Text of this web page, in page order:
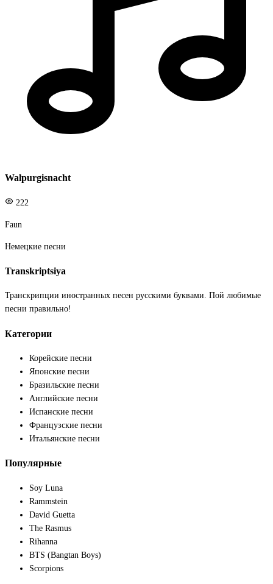
Walpurgisnacht
222
Faun
Немецкие песни
Transkriptsiya
Транскрипции иностранных песен русскими буквами. Пой любимые
песни правильно!
Категории
Корейские песни
Японские песни
Бразильские песни
Английские песни
Испанские песни
Французские песни
Итальянские песни
Популярные
Soy Luna
Rammstein
David Guetta
The Rasmus
Rihanna
BTS (Bangtan Boys)
Scorpions